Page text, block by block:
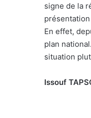
signe de la
En effet,
plan
situation
Issouf